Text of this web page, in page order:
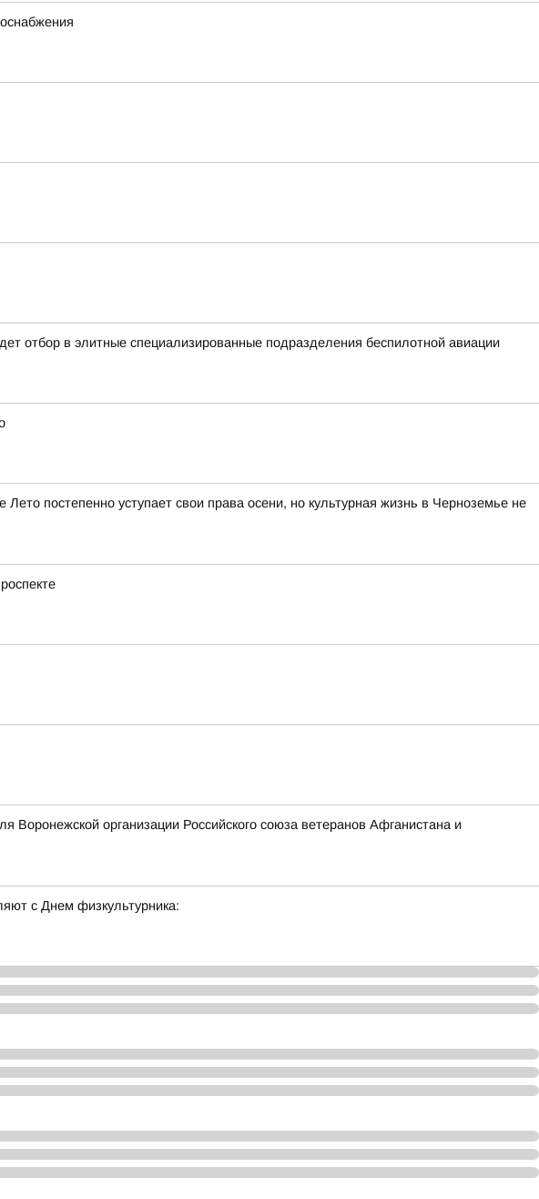
отбор в элитные специализированные подразделения беспилотной авиации
постепенно уступает свои права осени, но культурная жизнь в Черноземье не
организации Российского союза ветеранов Афганистана и
с Днем физкультурника: